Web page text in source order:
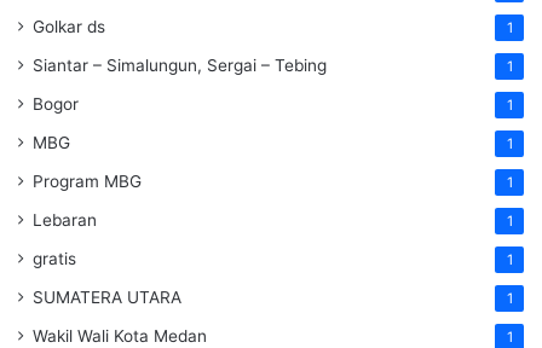
Golkar ds 1
Siantar – Simalungun, Sergai – Tebing 1
Bogor 1
MBG 1
Program MBG 1
Lebaran 1
gratis 1
SUMATERA UTARA 1
Wakil Wali Kota Medan 1